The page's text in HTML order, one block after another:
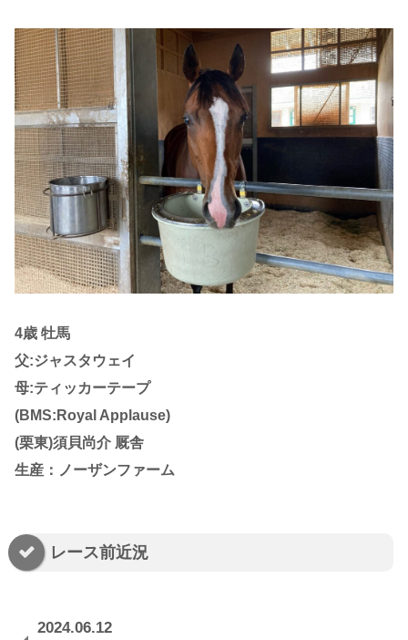
4歳 牡馬
父:ジャスタウェイ
母:ティッカーテープ
(BMS:Royal Applause)
(栗東)須貝尚介 厩舎
生産：ノーザンファーム
レース前近況
2024.06.12